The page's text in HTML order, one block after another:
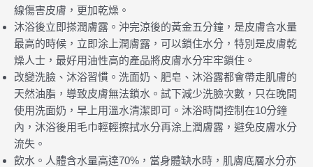
線傷害皮膚，更加乾燥。
沐浴後立即搽潤膚露。沖完涼後的黃金五分鐘，是皮膚含水量
最高的時候，立即涂上潤膚露，可以鎖住水分，特別是皮膚乾
燥人士，最好用油性高的產品將皮膚水分牢牢鎖住。
改變洗臉、沐浴習慣。洗面奶、肥皂、沐浴露都會帶走肌膚的
天然油脂，導致皮膚無法鎖水。試下減少洗臉次數，只在晚間
使用洗面奶，早上用溫水清潔即可。沐浴時間控制在10分鐘
內，沐浴後用毛巾輕輕擦拭水分再涂上潤膚露，避免皮膚水分
流失。
飲水。人體含水量高達70%，當身體缺水時，肌膚底層水分亦